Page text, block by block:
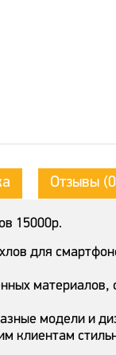
Отзывы
15000р.
для
модели и
клиентам